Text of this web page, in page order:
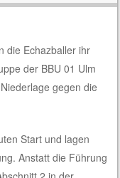
die Echazballer ihr
der BBU 01 Ulm
gegen die
Start und lagen
Anstatt die Führung